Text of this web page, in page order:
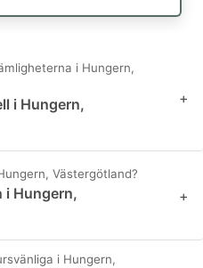
i Hungern,
i Hungern,
+
Västergötland?
i Hungern,
+
i Hungern,